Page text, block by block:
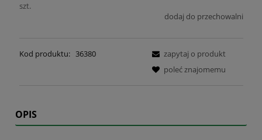
szt.
dodaj do przechowalni
Kod produktu: 36380
zapytaj o produkt
poleć znajomemu
OPIS